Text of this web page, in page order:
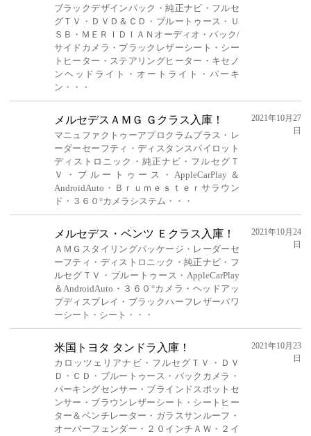
ブラックデザインパック・純正ナビ・フルセ
グＴＶ・ＤＶＤ＆ＣＤ・ブルートゥース・Ｕ
ＳＢ・ＭＥＲＩＤＩＡＮオーディオ・バック/
サイドカメラ・ブラックレザーシート・シー
トヒーター・ステアリングヒーター・キセノ
ンヘッドライト・オートライト・パーキ
ン・・・
メルセデスＡＭＧ Ｇクラス入庫！
マニュファクトゥーアプロクラムプラス・レ
ーダーセーフティ・ディスタンスパイロット
ディストロニック・純正ナビ・フルセグＴ
Ｖ・ブルートゥース・AppleCarPlay＆
AndroidAuto・Ｂｒｕｍｅｓｔｅｒサラウン
ド・３６０°カメラシステム・・・
2021年10月27
日
メルセデス・ベンツ Ｅクラス入庫！
ＡＭＧスタイリングパッケージ・レーダーセ
ーフティ・ディストロニック・純正ナビ・フ
ルセグＴＶ・ブルートゥース・AppleCarPlay
＆AndroidAuto・３６０°カメラ・ヘッドアッ
プディスプレイ・ブラックハーフレザーパワ
ーシート・シート・・・
2021年10月24
日
米国トヨタ タンドラ入庫！
カロッツェリアナビ・フルセグＴＶ・ＤＶ
Ｄ・ＣＤ・ブルートゥース・バックカメラ・
パーキングセンサー・ブラインドスポットセ
ンサー・ブラウンレザーシート・シートヒー
ター＆ベンチレーター・ガラスサンルーフ・
オーバーフェンダー・２０インチＡＷ・２イ
2021年10月23
日